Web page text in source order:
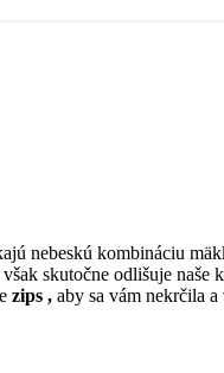
nebeskú kombináciu
skutočne odlišuje naše
zips , aby sa vám nekrčila